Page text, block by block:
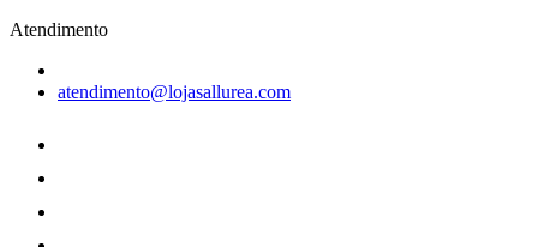
Atendimento
atendimento@lojasallurea.com